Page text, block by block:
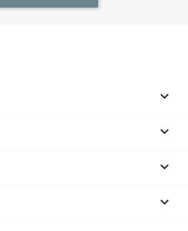



keyboard_arrow_down